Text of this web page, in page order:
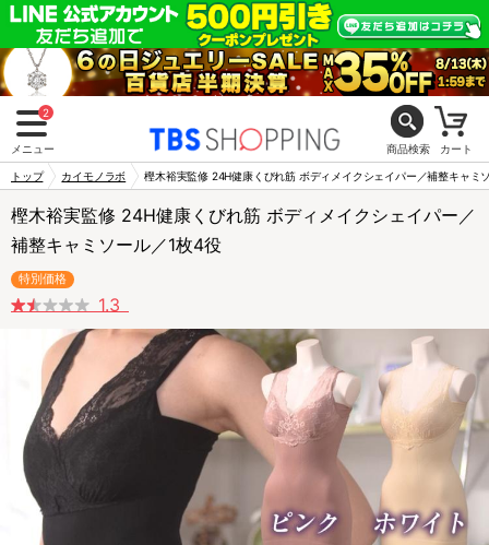
2
メニュー 商品検索 カート
トップ カイモノラボ 樫木裕実監修 24H健康くびれ筋 ボディメイクシェイパー／補整キャミ
樫木裕実監修 24H健康くびれ筋 ボディメイクシェイパー／
補整キャミソール／1枚4役
特別価格
1.3